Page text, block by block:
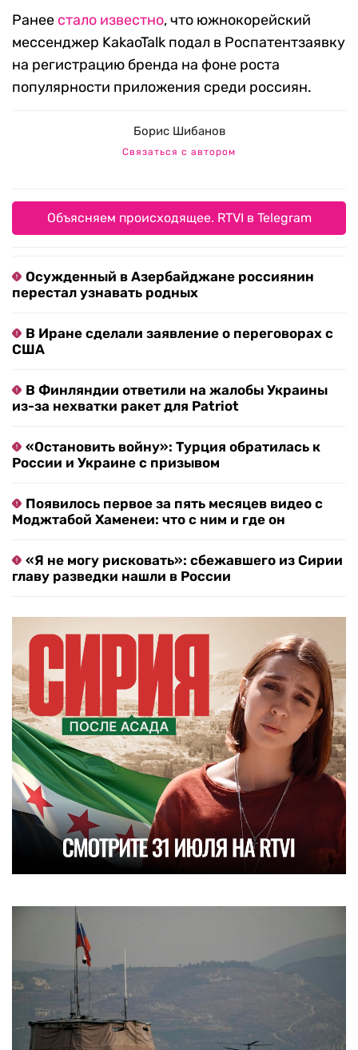
Ранее стало известно, что южнокорейский
мессенджер KakaoTalk подал в Роспатентзаявку
на регистрацию бренда на фоне роста
популярности приложения среди россиян.
Борис Шибанов
Связаться с автором
Объясняем происходящее. RTVI в Telegram
Осужденный в Азербайджане россиянин
перестал узнавать родных
В Иране сделали заявление о переговорах с
США
В Финляндии ответили на жалобы Украины
из-за нехватки ракет для Patriot
«Остановить войну»: Турция обратилась к
России и Украине с призывом
Появилось первое за пять месяцев видео с
Моджтабой Хаменеи: что с ним и где он
«Я не могу рисковать»: сбежавшего из Сирии
главу разведки нашли в России